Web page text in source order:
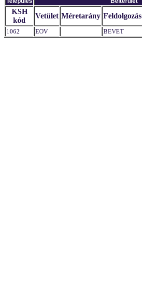
KSH
kód
Vetület Méretarány Feldolgozás
1062 EOV BEVET